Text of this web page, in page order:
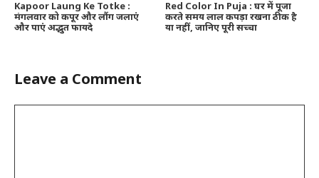
Kapoor Laung Ke Totke :
मंगलवार को कपूर और लौंग जलाएं
और पाएं अद्भुत फायदे
Red Color In Puja : घर में पूजा
करते समय लाल कपड़ा रखना ठीक है
या नहीं, जानिए पूरी सच्चा
Leave a Comment